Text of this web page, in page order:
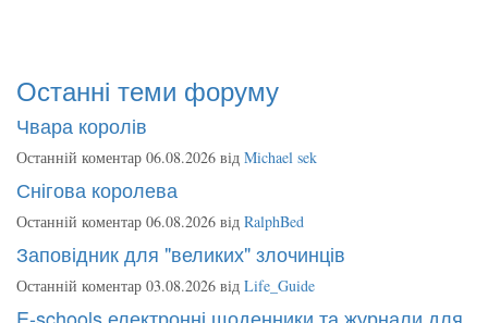
Останні теми форуму
Чвара королів
Останній коментар 06.08.2026 від Michael sek
Снігова королева
Останній коментар 06.08.2026 від RalphBed
Заповідник для "великих" злочинців
Останній коментар 03.08.2026 від Life_Guide
E-schools електронні щоденники та журнали для